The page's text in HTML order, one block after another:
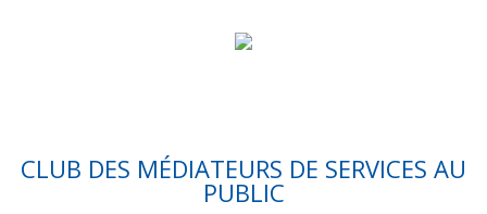
CLUB DES MÉDIATEURS DE SERVICES AU
PUBLIC